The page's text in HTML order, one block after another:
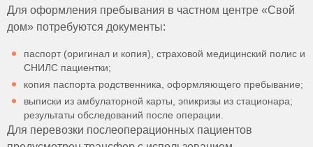
Для оформления пребывания в частном центре «Свой
дом» потребуются документы:
паспорт (оригинал и копия), страховой медицинский полис и
СНИЛС пациентки;
копия паспорта родственника, оформляющего пребывание;
выписки из амбулаторной карты, эпикризы из стационара;
результаты обследований после операции.
Для перевозки послеоперационных пациентов